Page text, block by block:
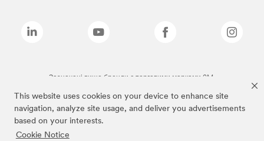
This website uses cookies on your device to enhance site
navigation, analyze site usage, and deliver you advertisements
based on your interests.
Cookie Notice
Зазначені вище бренди є торговими марками 3M.